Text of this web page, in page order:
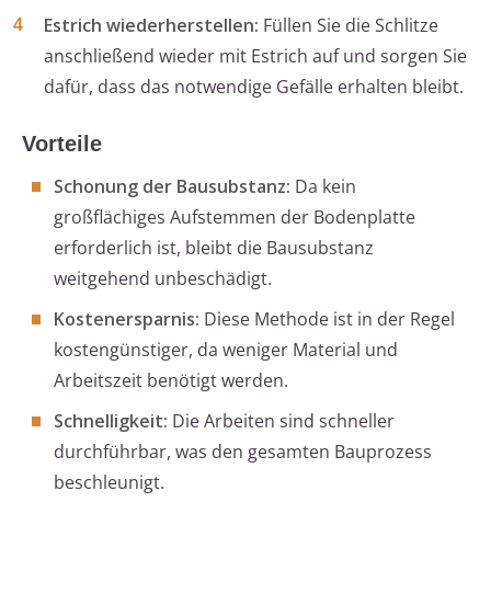
Estrich wiederherstellen: Füllen Sie die Schlitze
anschließend wieder mit Estrich auf und sorgen Sie
dafür, dass das notwendige Gefälle erhalten bleibt.
Vorteile
Schonung der Bausubstanz: Da kein
großflächiges Aufstemmen der Bodenplatte
erforderlich ist, bleibt die Bausubstanz
weitgehend unbeschädigt.
Kostenersparnis: Diese Methode ist in der Regel
kostengünstiger, da weniger Material und
Arbeitszeit benötigt werden.
Schnelligkeit: Die Arbeiten sind schneller
durchführbar, was den gesamten Bauprozess
beschleunigt.